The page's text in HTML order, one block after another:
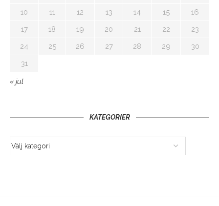
10
11 12 13 14 15
16
17
18 19 20 21 22
23
24
25 26 27 28 29
30
31
« jul
KATEGORIER